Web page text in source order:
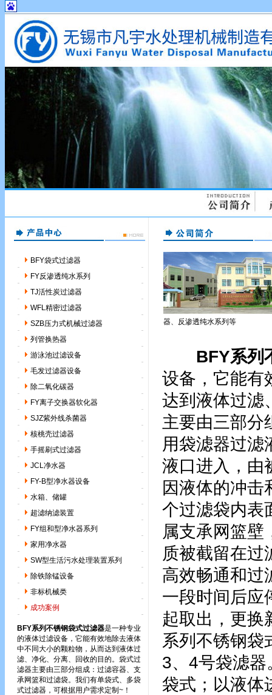
BFY袋式过滤器
FY反渗透纯水系列
TJ活性炭过滤器
WFL精密过滤器
SZB压力式机械过滤器
列管换热器
游泳池过滤设备
毛发过滤器设备
除二氧化碳器
FY离子交换器软化器
SJZ紫外线杀菌器
核桃壳过滤器
手摇刷式过滤器
JCL净水器
FY-B型净水器设备
水箱、储罐
超滤纳滤装置
FY组和型净水器系列
家用净水器
SW型生活污水处理装置系列
除铁除锰设备
非标机械类
成功案例
BFY系列不锈钢袋式过滤器是一种专业
的液体过滤设备，它能有效地除去液体
中不同大小的颗粒物，从而达到液体过
滤、净化、分离、回收的目的。袋式过
滤器主要由三部分组成：过滤容器、支
承网篮和过滤袋。我们有单袋式、多袋
式过滤器，可根据用户需求定制~！
器、反渗透纯水系列等
BFY系列
设备，它能有
达到液体过滤
主要由三部分
用袋滤器过滤
液口进入，由
因液体的冲击
个过滤袋内表
属支承网篮壁
质被截留在过
高效畅通和过
一段时间后应
起取出，更换
系列不锈钢袋
3、4号袋滤
袋式；以液体